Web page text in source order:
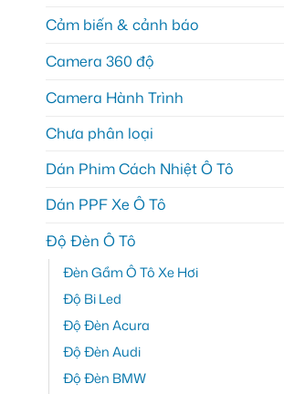
Cảm biến & cảnh báo
Camera 360 độ
Camera Hành Trình
Chưa phân loại
Dán Phim Cách Nhiệt Ô Tô
Dán PPF Xe Ô Tô
Độ Đèn Ô Tô
Đèn Gầm Ô Tô Xe Hơi
Độ Bi Led
Độ Đèn Acura
Độ Đèn Audi
Độ Đèn BMW